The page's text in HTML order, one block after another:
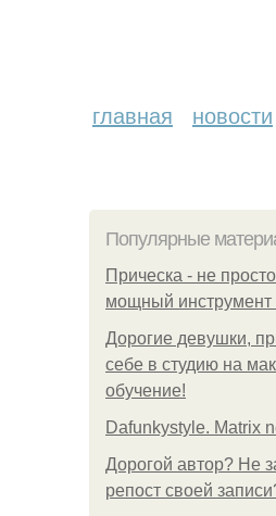
главная новости
Популярные
Прическа - не
мощный инструмент
Дорогие девушки,
себе в студию на
обучение!
Dafunkystyle. Matrix
Дорогой автор? Не
репост своей